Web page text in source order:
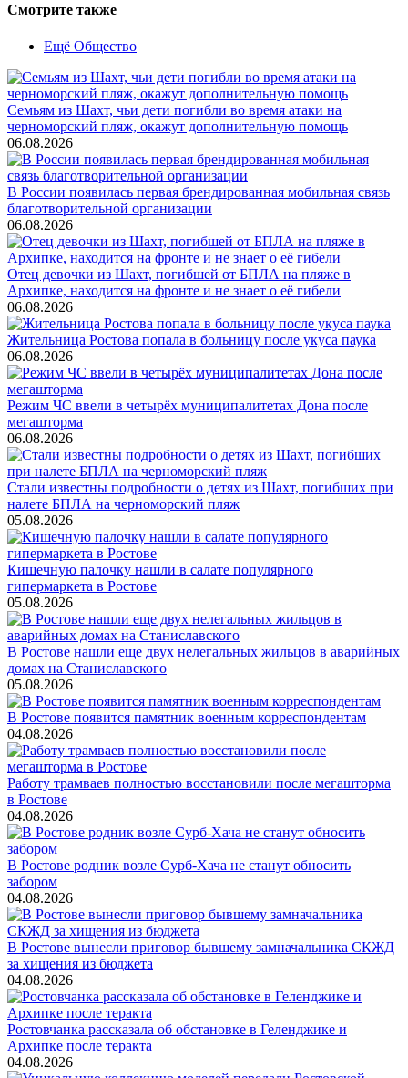
Смотрите также
Ещё Общество
Семьям из Шахт, чьи дети погибли во время атаки на
черноморский пляж, окажут дополнительную помощь
06.08.2026
В России появилась первая брендированная мобильная связь
благотворительной организации
06.08.2026
Отец девочки из Шахт, погибшей от БПЛА на пляже в
Архипке, находится на фронте и не знает о её гибели
06.08.2026
Жительница Ростова попала в больницу после укуса паука
06.08.2026
Режим ЧС ввели в четырёх муниципалитетах Дона после
мегашторма
06.08.2026
Стали известны подробности о детях из Шахт, погибших при
налете БПЛА на черноморский пляж
05.08.2026
Кишечную палочку нашли в салате популярного
гипермаркета в Ростове
05.08.2026
В Ростове нашли еще двух нелегальных жильцов в аварийных
домах на Станиславского
05.08.2026
В Ростове появится памятник военным корреспондентам
04.08.2026
Работу трамваев полностью восстановили после мегашторма
в Ростове
04.08.2026
В Ростове родник возле Сурб-Хача не станут обносить
забором
04.08.2026
В Ростове вынесли приговор бывшему замначальника СКЖД
за хищения из бюджета
04.08.2026
Ростовчанка рассказала об обстановке в Геленджике и
Архипке после теракта
04.08.2026